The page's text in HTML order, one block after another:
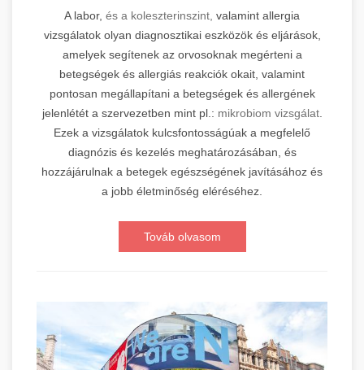
A labor, és a koleszterinszint, valamint allergia
vizsgálatok olyan diagnosztikai eszközök és eljárások,
amelyek segítenek az orvosoknak megérteni a
betegségek és allergiás reakciók okait, valamint
pontosan megállapítani a betegségek és allergének
jelenlétét a szervezetben mint pl.: mikrobiom vizsgálat.
Ezek a vizsgálatok kulcsfontosságúak a megfelelő
diagnózis és kezelés meghatározásában, és
hozzájárulnak a betegek egészségének javításához és
a jobb életminőség eléréséhez.
Továb olvasom